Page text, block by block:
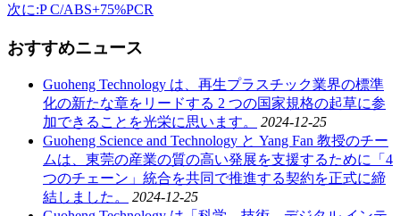
次に:P C/ABS+75%PCR
おすすめニュース
Guoheng Technology は、再生プラスチック業界の標準
化の新たな章をリードする 2 つの国家規格の起草に参
加できることを光栄に思います。
2024-12-25
Guoheng Science and Technology と Yang Fan 教授のチー
ムは、東莞の産業の質の高い発展を支援するために「4
つのチェーン」統合を共同で推進する契約を正式に締
結しました。
2024-12-25